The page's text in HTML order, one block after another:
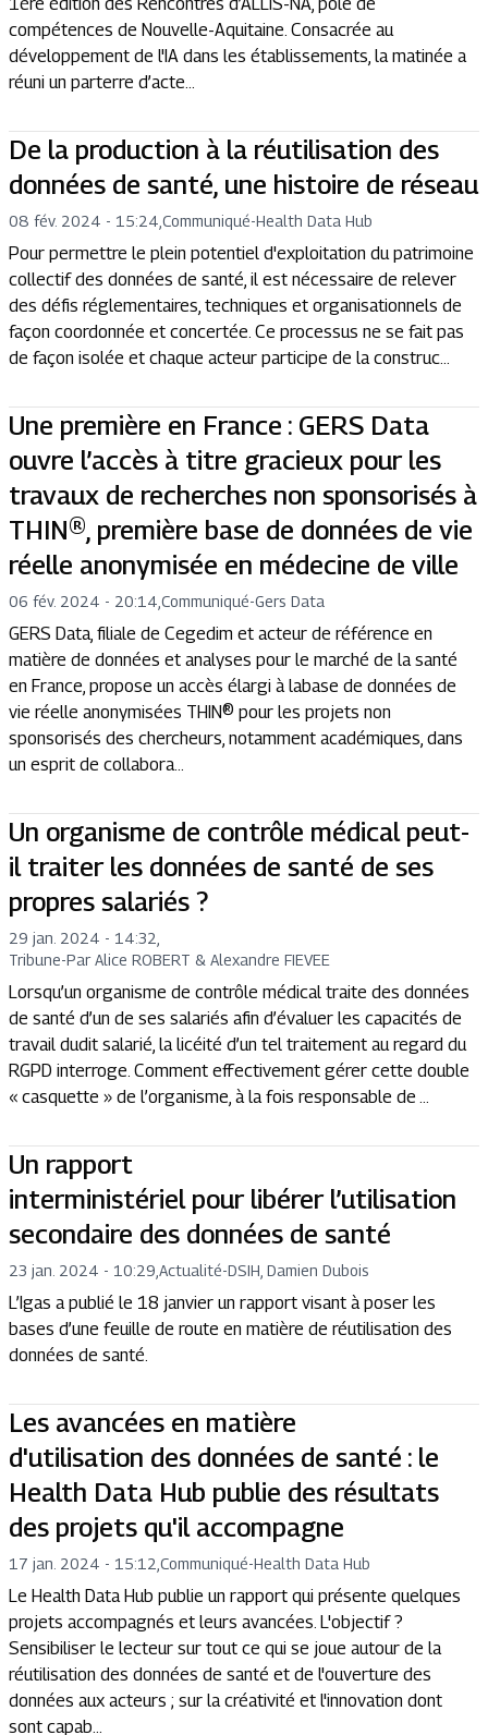
compétences de Nouvelle-Aquitaine. Consacrée au
développement de l'IA dans les établissements, la matinée a
réuni un parterre d’acte...
De la production à la réutilisation des
données de santé, une histoire de réseau
08 fév. 2024 - 15:24 Communiqué-Health Data Hub
Pour permettre le plein potentiel d'exploitation du patrimoine
collectif des données de santé, il est nécessaire de relever
des défis réglementaires, techniques et organisationnels de
façon coordonnée et concertée. Ce processus ne se fait pas
de façon isolée et chaque acteur participe de la construc...
Une première en France : GERS Data
ouvre l’accès à titre gracieux pour les
travaux de recherches non sponsorisés à
THIN®, première base de données de vie
réelle anonymisée en médecine de ville
06 fév. 2024 - 20:14 Communiqué-Gers Data
GERS Data, filiale de Cegedim et acteur de référence en
matière de données et analyses pour le marché de la santé
en France, propose un accès élargi à labase de données de
vie réelle anonymisées THIN® pour les projets non
sponsorisés des chercheurs, notamment académiques, dans
un esprit de collabora...
Un organisme de contrôle médical peut-
il traiter les données de santé de ses
propres salariés ?
29 jan. 2024 - 14:32
Tribune-Par Alice ROBERT & Alexandre FIEVEE
Lorsqu’un organisme de contrôle médical traite des données
de santé d’un de ses salariés afin d’évaluer les capacités de
travail dudit salarié, la licéité d’un tel traitement au regard du
RGPD interroge. Comment effectivement gérer cette double
« casquette » de l’organisme, à la fois responsable de ...
Un rapport
interministériel pour libérer l’utilisation
secondaire des données de santé
23 jan. 2024 - 10:29 Actualité-DSIH, Damien Dubois
L’Igas a publié le 18 janvier un rapport visant à poser les
bases d’une feuille de route en matière de réutilisation des
données de santé.
Les avancées en matière
d'utilisation des données de santé : le
Health Data Hub publie des résultats
des projets qu'il accompagne
17 jan. 2024 - 15:12 Communiqué-Health Data Hub
Le Health Data Hub publie un rapport qui présente quelques
projets accompagnés et leurs avancées. L'objectif ?
Sensibiliser le lecteur sur tout ce qui se joue autour de la
réutilisation des données de santé et de l'ouverture des
données aux acteurs ; sur la créativité et l'innovation dont
sont capab...